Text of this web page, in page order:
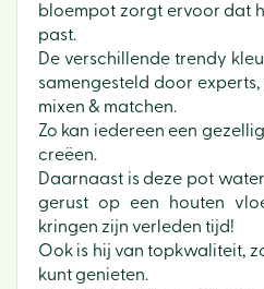
bloempot zorgt ervoor dat
past.
De verschillende trendy
samengesteld door
mixen & matchen.
Zo kan iedereen een
creëen.
Daarnaast is deze pot
gerust op een houten
kringen zijn verleden tijd!
Ook is hij van topkwaliteit,
kunt genieten.